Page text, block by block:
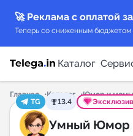
🚀 Реклама с оплатой
Теперь со сниженным бюджетом
Каталог
Каталог каналов
Главная Каталог Юмор и мемы
TG
13.4
Умный Юмор